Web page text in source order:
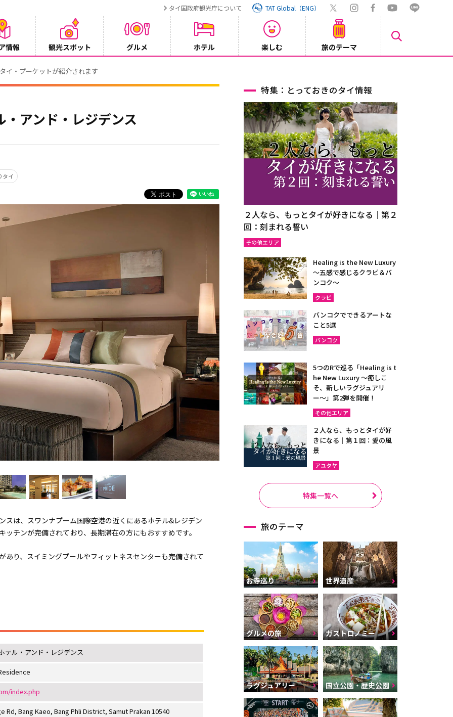
タイ国政府観光庁について TAT Global（ENG）
情報 観光スポット グルメ ホテル 楽しむ 旅のテーマ
イ・プーケットが紹介されます
アンド・レジデンス
タイ
スは、スワンナプーム国際空港の近くにあるホテル&レジデン
チンが完備されており、長期滞在の方にもおすすめです。
あり、スイミングプールやフィットネスセンターも完備されて
テル・アンド・レジデンス
index.php
Rd, Bang Kaeo, Bang Phli District, Samut Prakan 10540
特集：とっておきのタイ情報
２人なら、もっとタイが好きになる｜第２
回：刻まれる誓い
その他エリア
Healing is the New Luxury
～五感で感じるクラビ＆バ
ンコク～
クラビ
バンコクでできるアートな
こと5選
バンコク
5つのRで巡る「Healing is t
he New Luxury ～癒しこ
そ、新しいラグジュアリ
ー〜」第2弾を開催！
その他エリア
２人なら、もっとタイが好
きになる｜第１回：愛の風
景
アユタヤ
特集一覧へ
旅のテーマ
お寺巡り 世界遺産
グルメの旅 ガストロノミー
ラグジュアリー 国立公園・歴史公園